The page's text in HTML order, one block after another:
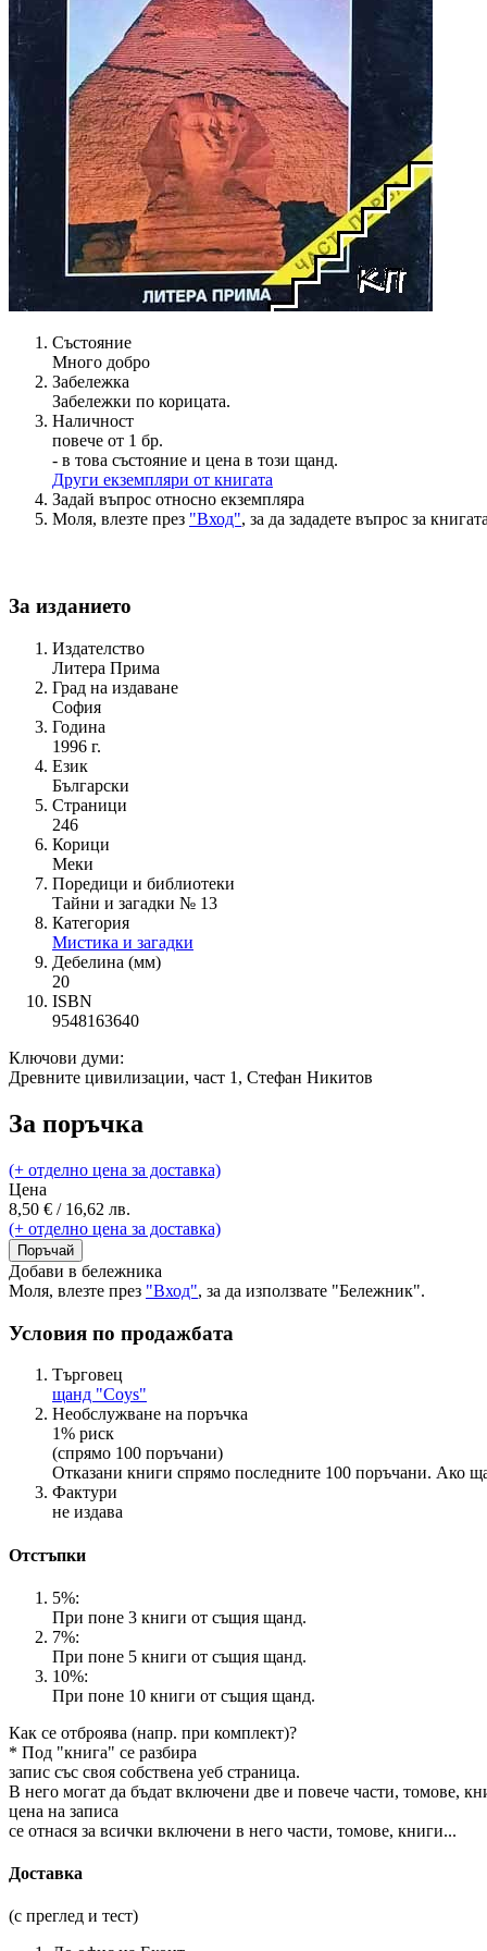
Състояние
Много добро
Забележка
Забележки по корицата.
Наличност
повече от 1 бр.
- в това състояние и цена в този щанд.
Други екземпляри от книгата
Задай въпрос относно екземпляра
Моля, влезте през "Вход", за да зададете въпрос за
За изданието
Издателство
Литера Прима
Град на издаване
София
Година
1996 г.
Език
Български
Страници
246
Корици
Меки
Поредици и библиотеки
Тайни и загадки № 13
Категория
Мистика и загадки
Дебелина (мм)
20
ISBN
9548163640
Ключови думи:
Древните цивилизации, част 1, Стефан Никитов
За поръчка
(+ отделно цена за доставка)
Цена
8,50 € / 16,62 лв.
(+ отделно цена за доставка)
Поръчай
Добави в бележника
Моля, влезте през "Вход", за да използвате "Бележник".
Условия по продажбата
Търговец
щанд "Coys"
Необслужване на поръчка
1% риск
(спрямо 100 поръчани)
Отказани книги спрямо последните 100 поръчани. Ако
Фактури
не издава
Отстъпки
5%:
При поне 3 книги от същия щанд.
7%:
При поне 5 книги от същия щанд.
10%:
При поне 10 книги от същия щанд.
Как се отброява (напр. при комплект)?
* Под "книга" се разбира
запис със своя собствена уеб страница.
В него могат да бъдат включени две и повече части, томове,
цена на записа
се отнася за всички включени в него части, томове, книги...
Доставка
(с преглед и тест)